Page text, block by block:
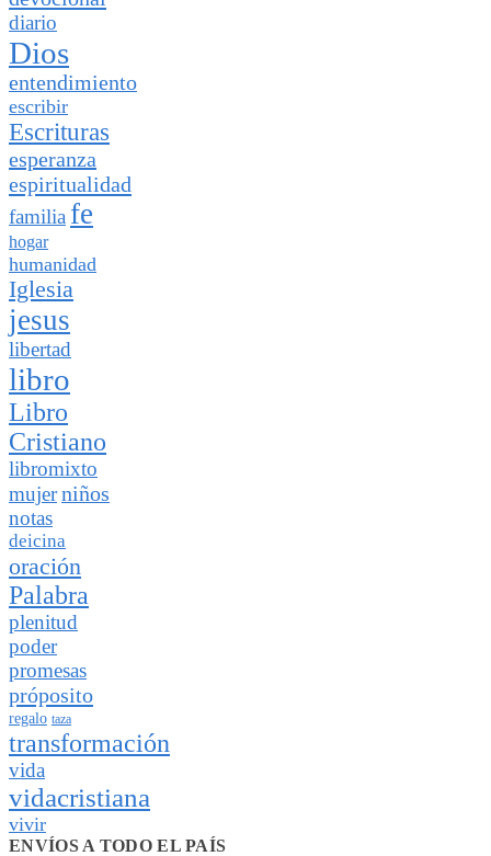
diario
Dios
entendimiento
escribir
Escrituras
esperanza
espiritualidad
familia fe
hogar
humanidad
Iglesia
jesus
libertad
libro
Libro
Cristiano
libromixto
mujerniños
notas
deicina
oración
Palabra
plenitud
poder
promesas
próposito
regalo taza
transformación
vida
vidacristiana
vivir
ENVÍOS A TODO EL PAÍS